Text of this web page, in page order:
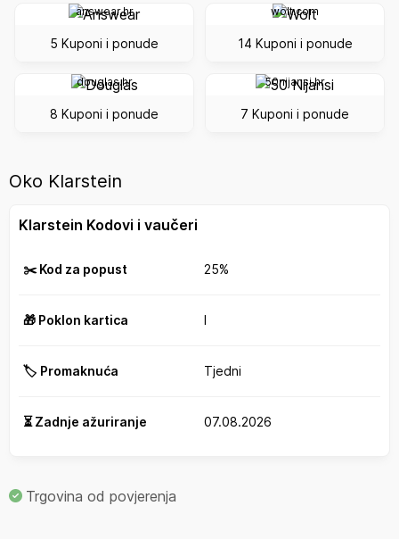
answear.hr
5 Kuponi i ponude
wolt.com
14 Kuponi i ponude
douglas.hr
8 Kuponi i ponude
50nijansi.hr
7 Kuponi i ponude
Oko Klarstein
Klarstein Kodovi i vaučeri
✂️ Kod za popust 25%
🎁 Poklon kartica I
🏷️ Promaknuća Tjedni
⏳ Zadnje ažuriranje 07.08.2026
Trgovina od povjerenja